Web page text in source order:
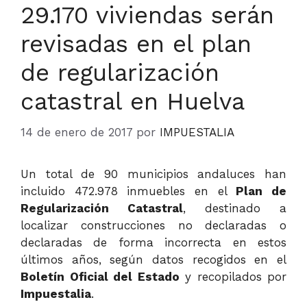
29.170 viviendas serán
revisadas en el plan
de regularización
catastral en Huelva
14 de enero de 2017 por IMPUESTALIA
Un total de 90 municipios andaluces han
incluido 472.978 inmuebles en el Plan de
Regularización Catastral, destinado a
localizar construcciones no declaradas o
declaradas de forma incorrecta en estos
últimos años, según datos recogidos en el
Boletín Oficial del Estado y recopilados por
Impuestalia.